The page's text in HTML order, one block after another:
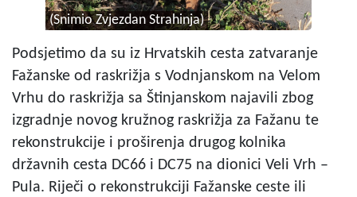
(Snimio Zvjezdan Strahinja)
Podsjetimo da su iz Hrvatskih cesta zatvaranje
Fažanske od raskrižja s Vodnjanskom na Velom
Vrhu do raskrižja sa Štinjanskom najavili zbog
izgradnje novog kružnog raskrižja za Fažanu te
rekonstrukcije i proširenja drugog kolnika
državnih cesta DC66 i DC75 na dionici Veli Vrh –
Pula. Riječi o rekonstrukciji Fažanske ceste ili